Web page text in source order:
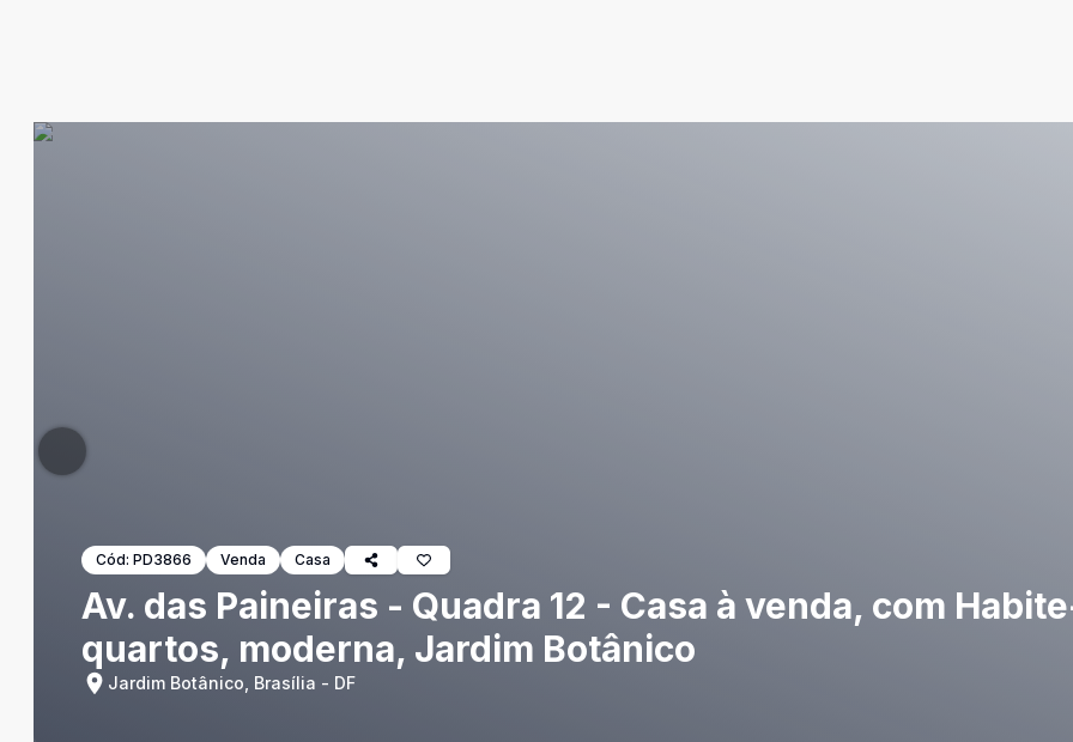
Cód: PD3866 Venda Casa
Av. das Paineiras - Quadra 12 - Casa à venda, com
quartos, moderna, Jardim Botânico
Jardim Botânico, Brasília - DF